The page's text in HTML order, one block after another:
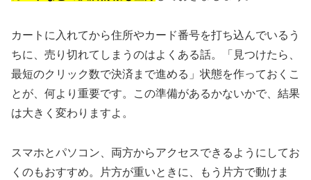
カートに入れてから住所やカード番号を打ち込んでいるう
ちに、売り切れてしまうのはよくある話。「見つけたら、
最短のクリック数で決済まで進める」状態を作っておくこ
とが、何より重要です。この準備があるかないかで、結果
は大きく変わりますよ。
スマホとパソコン、両方からアクセスできるようにしてお
くのもおすすめ。片方が重いときに、もう片方で動けま